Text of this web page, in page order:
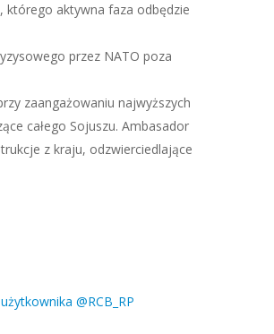
którego aktywna faza odbędzie
przez NATO poza
zaangażowaniu najwyższych
całego Sojuszu. Ambasador
z kraju, odzwierciedlające
@RCB_RP